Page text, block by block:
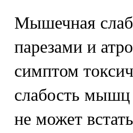
Мышечная
парезами и
симптом
слабость мышц
не может